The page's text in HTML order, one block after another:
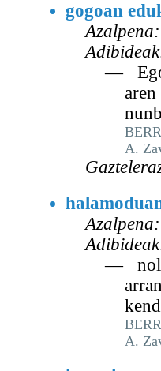
gogoan
Azalpena:
—
A.
Azalpena:
— nola
A.